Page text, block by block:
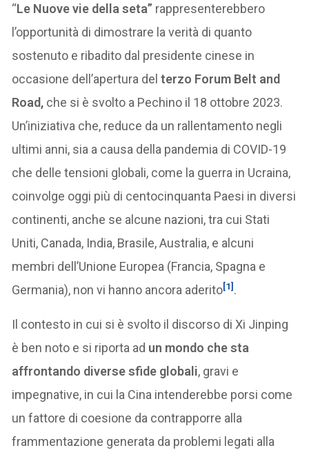
“Le Nuove vie della seta” rappresenterebbero
l’opportunità di dimostrare la verità di quanto
sostenuto e ribadito dal presidente cinese in
occasione dell’apertura del terzo Forum Belt and
Road, che si è svolto a Pechino il 18 ottobre 2023.
Un’iniziativa che, reduce da un rallentamento negli
ultimi anni, sia a causa della pandemia di COVID-19
che delle tensioni globali, come la guerra in Ucraina,
coinvolge oggi più di centocinquanta Paesi in diversi
continenti, anche se alcune nazioni, tra cui Stati
Uniti, Canada, India, Brasile, Australia, e alcuni
membri dell’Unione Europea (Francia, Spagna e
Germania), non vi hanno ancora aderito[1] .
Il contesto in cui si è svolto il discorso di Xi Jinping
è ben noto e si riporta ad un mondo che sta
affrontando diverse sfide globali, gravi e
impegnative, in cui la Cina intenderebbe porsi come
un fattore di coesione da contrapporre alla
frammentazione generata da problemi legati alla